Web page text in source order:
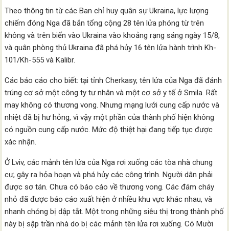
Theo thông tin từ các Ban chỉ huy quân sự Ukraina, lực lượng
chiếm đóng Nga đã bắn tổng cộng 28 tên lửa phóng từ trên
không và trên biển vào Ukraina vào khoảng rạng sáng ngày 15/8,
và quân phòng thủ Ukraina đã phá hủy 16 tên lửa hành trình Kh-
101/Kh-555 và Kalibr.
Các báo cáo cho biết: tại tỉnh Cherkasy, tên lửa của Nga đã đánh
trúng cơ sở một công ty tư nhân và một cơ sở y tế ở Smila. Rất
may không có thương vong. Nhưng mạng lưới cung cấp nước và
nhiệt đã bị hư hỏng, vì vậy một phần của thành phố hiện không
có nguồn cung cấp nước. Mức độ thiệt hại đang tiếp tục được
xác nhận.
Ở Lviv, các mảnh tên lửa của Nga rơi xuống các tòa nhà chung
cư, gây ra hỏa hoạn và phá hủy các công trình. Người dân phải
được sơ tán. Chưa có báo cáo về thương vong. Các đám cháy
nhỏ đã được báo cáo xuất hiện ở nhiều khu vực khác nhau, và
nhanh chóng bị dập tắt. Một trong những siêu thị trong thành phố
này bị sập trần nhà do bị các mảnh tên lửa rơi xuống. Có Mười